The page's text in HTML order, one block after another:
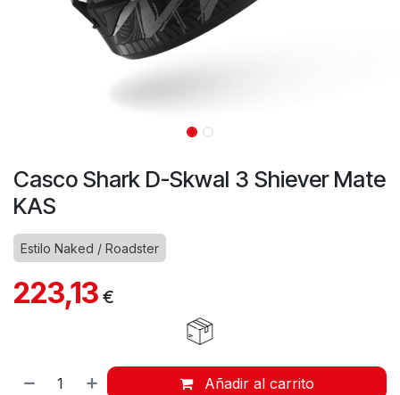
Casco Shark D-Skwal 3 Shiever Mate
KAS
Estilo Naked / Roadster
223,13 €
Añadir al carrito